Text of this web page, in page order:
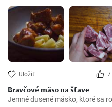
Uložiť 7
Bravčové mäso na šťave
Jemné dusené mäsko, ktoré sa